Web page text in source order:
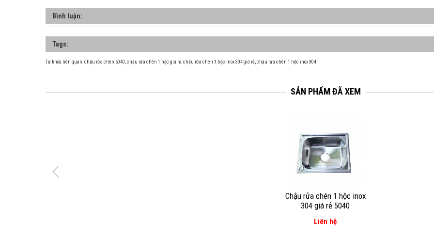
Bình luận:
Tags:
Từ khóa liên quan:chậu rửa chén 5040 chậu rửa chén 1 hộc giá rẻ chậu rửa chén 1 hộc inox 304 giá rẻ chậu rửa chén 1 hộc inox 304
SẢN PHẨM ĐÃ XEM
Chậu rửa chén 1 hộc inox
304 giá rẻ 5040
Liên hệ